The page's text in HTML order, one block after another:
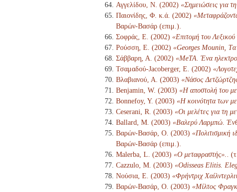
Αγγελίδου, Ν. (2002) «Σημειώσεις για
Παιονίδης, Φ. κ.ά. (2002)
Βαρών-Βασάρ (επιμ.).
Σοφράς, Ε. (2002) «Επιτομή του
Ρούσση, Ε. (2002) «Georges Mounin, Tα
Σάββαρη, Α. (2002) «MeTA. Ένα
Τσαμαδού-Jacoberger, Ε. (2002)
Βλαβιανού, Α. (2003) «Νάσος
Benjamin, W. (2003) «Η αποστολή του
Bonnefoy, Y. (2003) «Η κοινότητα των
Ceserani, R. (2003) «Οι μελέτες για τη
Ballard, M. (2003) «Βαλερύ Λαρμπώ.
Βαρών-Βασάρ, Ο. (2003) «Πολιτισμική
Βαρών-Βασάρ (επιμ.).
Malerba, L. (2003) «Ο μεταφραστής».
.
Cazzulo, M. (2003) «Odisseas Elitis.
Νούσια, Ε. (2003) «Φρήντριχ
Βαρών-Βασάρ, Ο. (2003) «Μίλτος